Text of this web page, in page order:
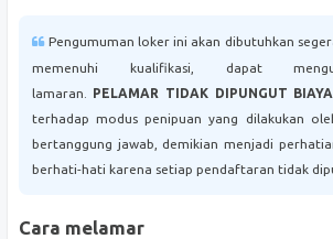
Pengumuman loker ini akan dibutuhkan
memenuhi kualifikasi, dapat
lamaran. PELAMAR TIDAK DIPUNGUT
terhadap modus penipuan yang dilakukan
bertanggung jawab, demikian menjadi
berhati-hati karena setiap pendaftaran tidak
Cara melamar